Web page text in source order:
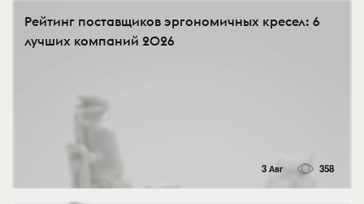
Рейтинг поставщиков эргономичных кресел: 6
лучших компаний 2026
3 Авг 358